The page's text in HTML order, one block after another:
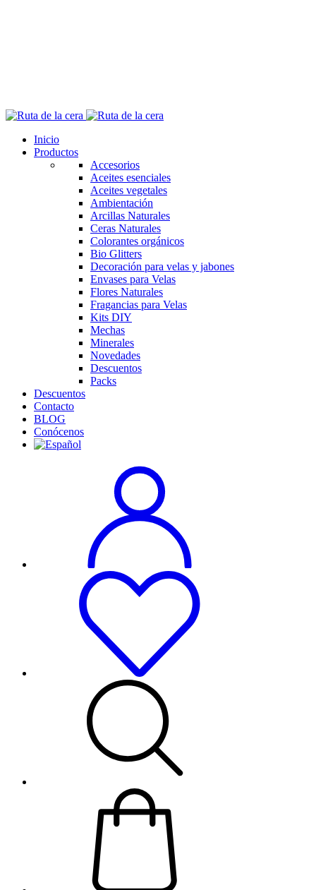
Inicio
Productos
Accesorios
Aceites esenciales
Aceites vegetales
Ambientación
Arcillas Naturales
Ceras Naturales
Colorantes orgánicos
Bio Glitters
Decoración para velas y jabones
Envases para Velas
Flores Naturales
Fragancias para Velas
Kits DIY
Mechas
Minerales
Novedades
Descuentos
Packs
Descuentos
Contacto
BLOG
Conócenos